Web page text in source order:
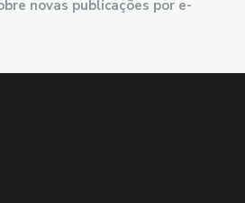
novas publicações por e-